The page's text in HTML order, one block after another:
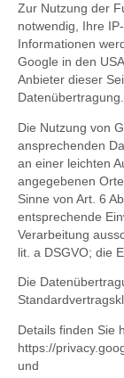
Zur Nutzung der
notwendig, Ihre
Informationen
Google in den
Anbieter dieser
Datenübertragung.
Die Nutzung von
ansprechenden
an einer leichten
angegebenen
Sinne von Art. 6
entsprechende
Verarbeitung
lit. a DSGVO; die
Die
Details finden Sie
https://
und